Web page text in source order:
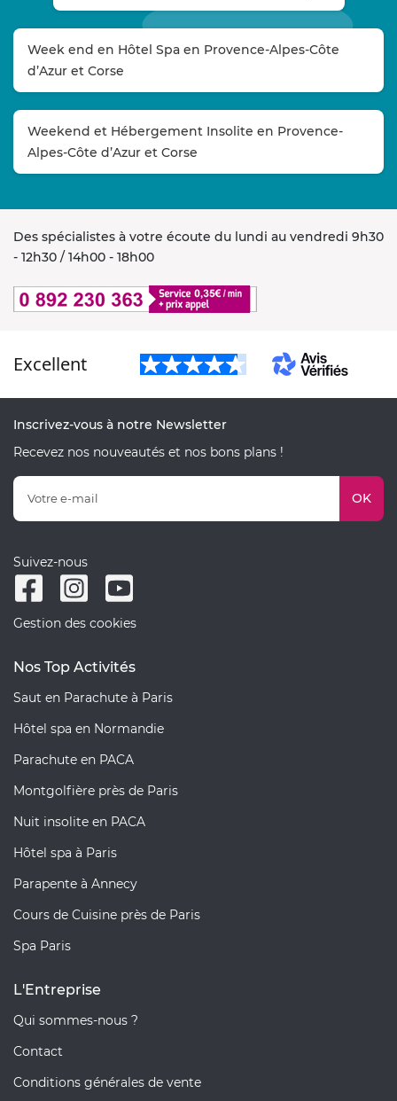
Week end en Hôtel Spa en Provence-Alpes-Côte
d’Azur et Corse
Weekend et Hébergement Insolite en Provence-
Alpes-Côte d’Azur et Corse
Des spécialistes à votre écoute du lundi au vendredi 9h30
- 12h30 / 14h00 - 18h00
Excellent
Inscrivez-vous à notre Newsletter
Recevez nos nouveautés et nos bons plans !
OK
Suivez-nous
Gestion des cookies
Nos Top Activités
Saut en Parachute à Paris
Hôtel spa en Normandie
Parachute en PACA
Montgolfière près de Paris
Nuit insolite en PACA
Hôtel spa à Paris
Parapente à Annecy
Cours de Cuisine près de Paris
Spa Paris
L'Entreprise
Qui sommes-nous ?
Contact
Conditions générales de vente